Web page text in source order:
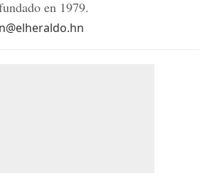
en 1979.